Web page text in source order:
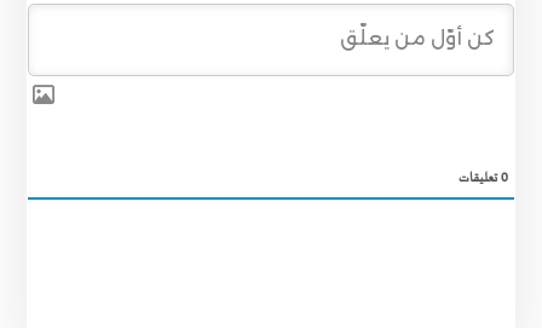
0تعليقات